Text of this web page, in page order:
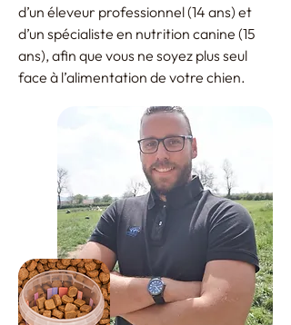
d’un éleveur professionnel (14 ans) et
d’un spécialiste en nutrition canine (15
ans), afin que vous ne soyez plus seul
face à l’alimentation de votre chien.